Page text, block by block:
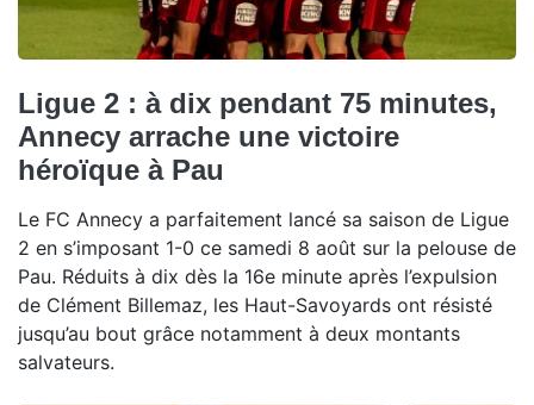
Ligue 2 : à dix pendant 75 minutes,
Annecy arrache une victoire
héroïque à Pau
Le FC Annecy a parfaitement lancé sa saison de Ligue
2 en s’imposant 1-0 ce samedi 8 août sur la pelouse de
Pau. Réduits à dix dès la 16e minute après l’expulsion
de Clément Billemaz, les Haut-Savoyards ont résisté
jusqu’au bout grâce notamment à deux montants
salvateurs.